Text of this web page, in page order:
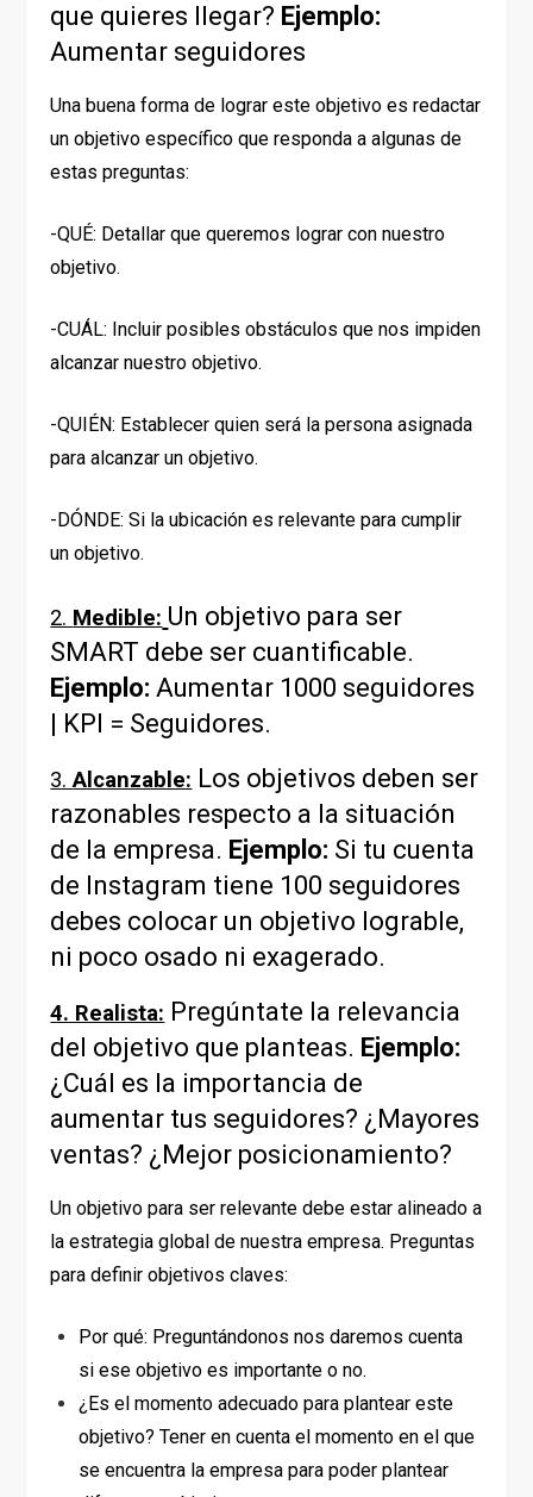
que quieres llegar? Ejemplo:
Aumentar seguidores
Una buena forma de lograr este objetivo es redactar
un objetivo específico que responda a algunas de
estas preguntas:
-QUÉ: Detallar que queremos lograr con nuestro
objetivo.
-CUÁL: Incluir posibles obstáculos que nos impiden
alcanzar nuestro objetivo.
-QUIÉN: Establecer quien será la persona asignada
para alcanzar un objetivo.
-DÓNDE: Si la ubicación es relevante para cumplir
un objetivo.
2. Medible: Un objetivo para ser
SMART debe ser cuantificable.
Ejemplo: Aumentar 1000 seguidores
| KPI = Seguidores.
3.Alcanzable: Los objetivos deben ser
razonables respecto a la situación
de la empresa. Ejemplo: Si tu cuenta
de Instagram tiene 100 seguidores
debes colocar un objetivo lograble,
ni poco osado ni exagerado.
4. Realista: Pregúntate la relevancia
del objetivo que planteas. Ejemplo:
¿Cuál es la importancia de
aumentar tus seguidores? ¿Mayores
ventas? ¿Mejor posicionamiento?
Un objetivo para ser relevante debe estar alineado a
la estrategia global de nuestra empresa. Preguntas
para definir objetivos claves:
Por qué: Preguntándonos nos daremos cuenta
si ese objetivo es importante o no.
¿Es el momento adecuado para plantear este
objetivo? Tener en cuenta el momento en el que
se encuentra la empresa para poder plantear